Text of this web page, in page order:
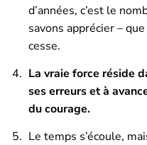
d’années, c’est le
savons apprécier –
cesse.
La vraie force réside
ses erreurs et à
du courage.
Le temps s’écoule,